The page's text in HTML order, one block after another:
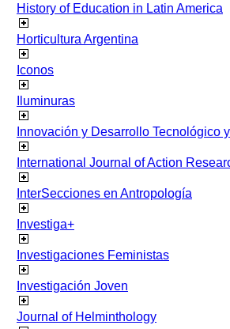
History of Education in Latin America
Horticultura Argentina
Iconos
Iluminuras
Innovación y Desarrollo Tecnológico
International Journal of Action
InterSecciones en Antropología
Investiga+
Investigaciones Feministas
Investigación Joven
Journal of Helminthology